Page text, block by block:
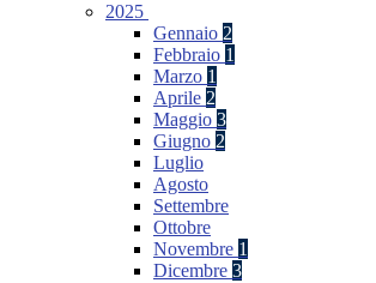
2025
Gennaio 2
Febbraio 1
Marzo 1
Aprile 2
Maggio 3
Giugno 2
Luglio
Agosto
Settembre
Ottobre
Novembre 1
Dicembre 3